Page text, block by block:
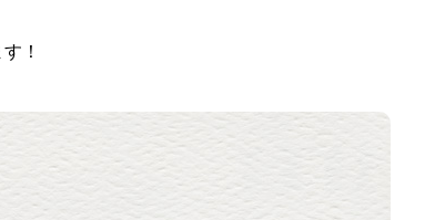
！